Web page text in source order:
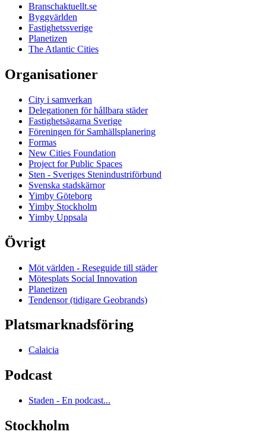
Branschaktuellt.se
Byggvärlden
Fastighetssverige
Planetizen
The Atlantic Cities
Organisationer
City i samverkan
Delegationen för hållbara städer
Fastighetsägarna Sverige
Föreningen för Samhällsplanering
Formas
New Cities Foundation
Project for Public Spaces
Sten - Sveriges Stenindustriförbund
Svenska stadskärnor
Yimby Göteborg
Yimby Stockholm
Yimby Uppsala
Övrigt
Möt världen - Reseguide till städer
Mötesplats Social Innovation
Planetizen
Tendensor (tidigare Geobrands)
Platsmarknadsföring
Calaicia
Podcast
Staden - En podcast...
Stockholm